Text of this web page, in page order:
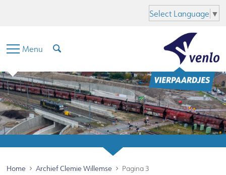
Select Language ▼
Menu
Home Archief Clemie Willemse Pagina 3